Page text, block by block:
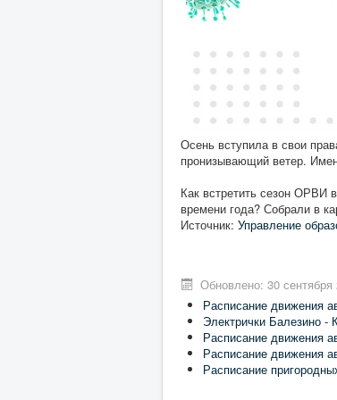
Осень вступила в свои
пронизывающий ветер.
Как встретить сезон ОРВИ
времени года? Собрали в
Источник: Управление
Обновлено: 30 сентября
Расписание движения
Электрички Балезино
Расписание движения
Расписание движения
Расписание